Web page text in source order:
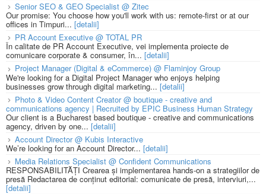
Senior SEO & GEO Specialist @ Zitec
Our promise: You choose how you'll work with us: remote-first or at our
offices in Timpuri... [detalii]
PR Account Executive @ TOTAL PR
În calitate de PR Account Executive, vei implementa proiecte de
comunicare corporate & consumer, în... [detalii]
Project Manager (Digital & eCommerce) @ Flaminjoy Group
We're looking for a Digital Project Manager who enjoys helping
businesses grow through digital marketing... [detalii]
Photo & Video Content Creator @ boutique - creative and
communications agency | Recruited by EPIC Business Human Strategy
Our client is a Bucharest based boutique - creative and communications
agency, driven by one... [detalii]
Account Director @ Kubis Interactive
We’re looking for an Account Director... [detalii]
Media Relations Specialist @ Confident Communications
RESPONSABILITĂȚI Crearea și implementarea hands-on a strategiilor de
presă Redactarea de conținut editorial: comunicate de presă, interviuri,...
[detalii]